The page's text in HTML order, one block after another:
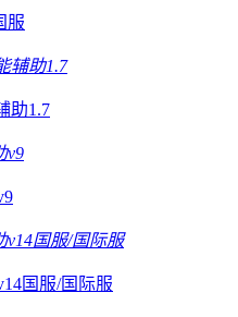
服
助1.7
国服/国际服